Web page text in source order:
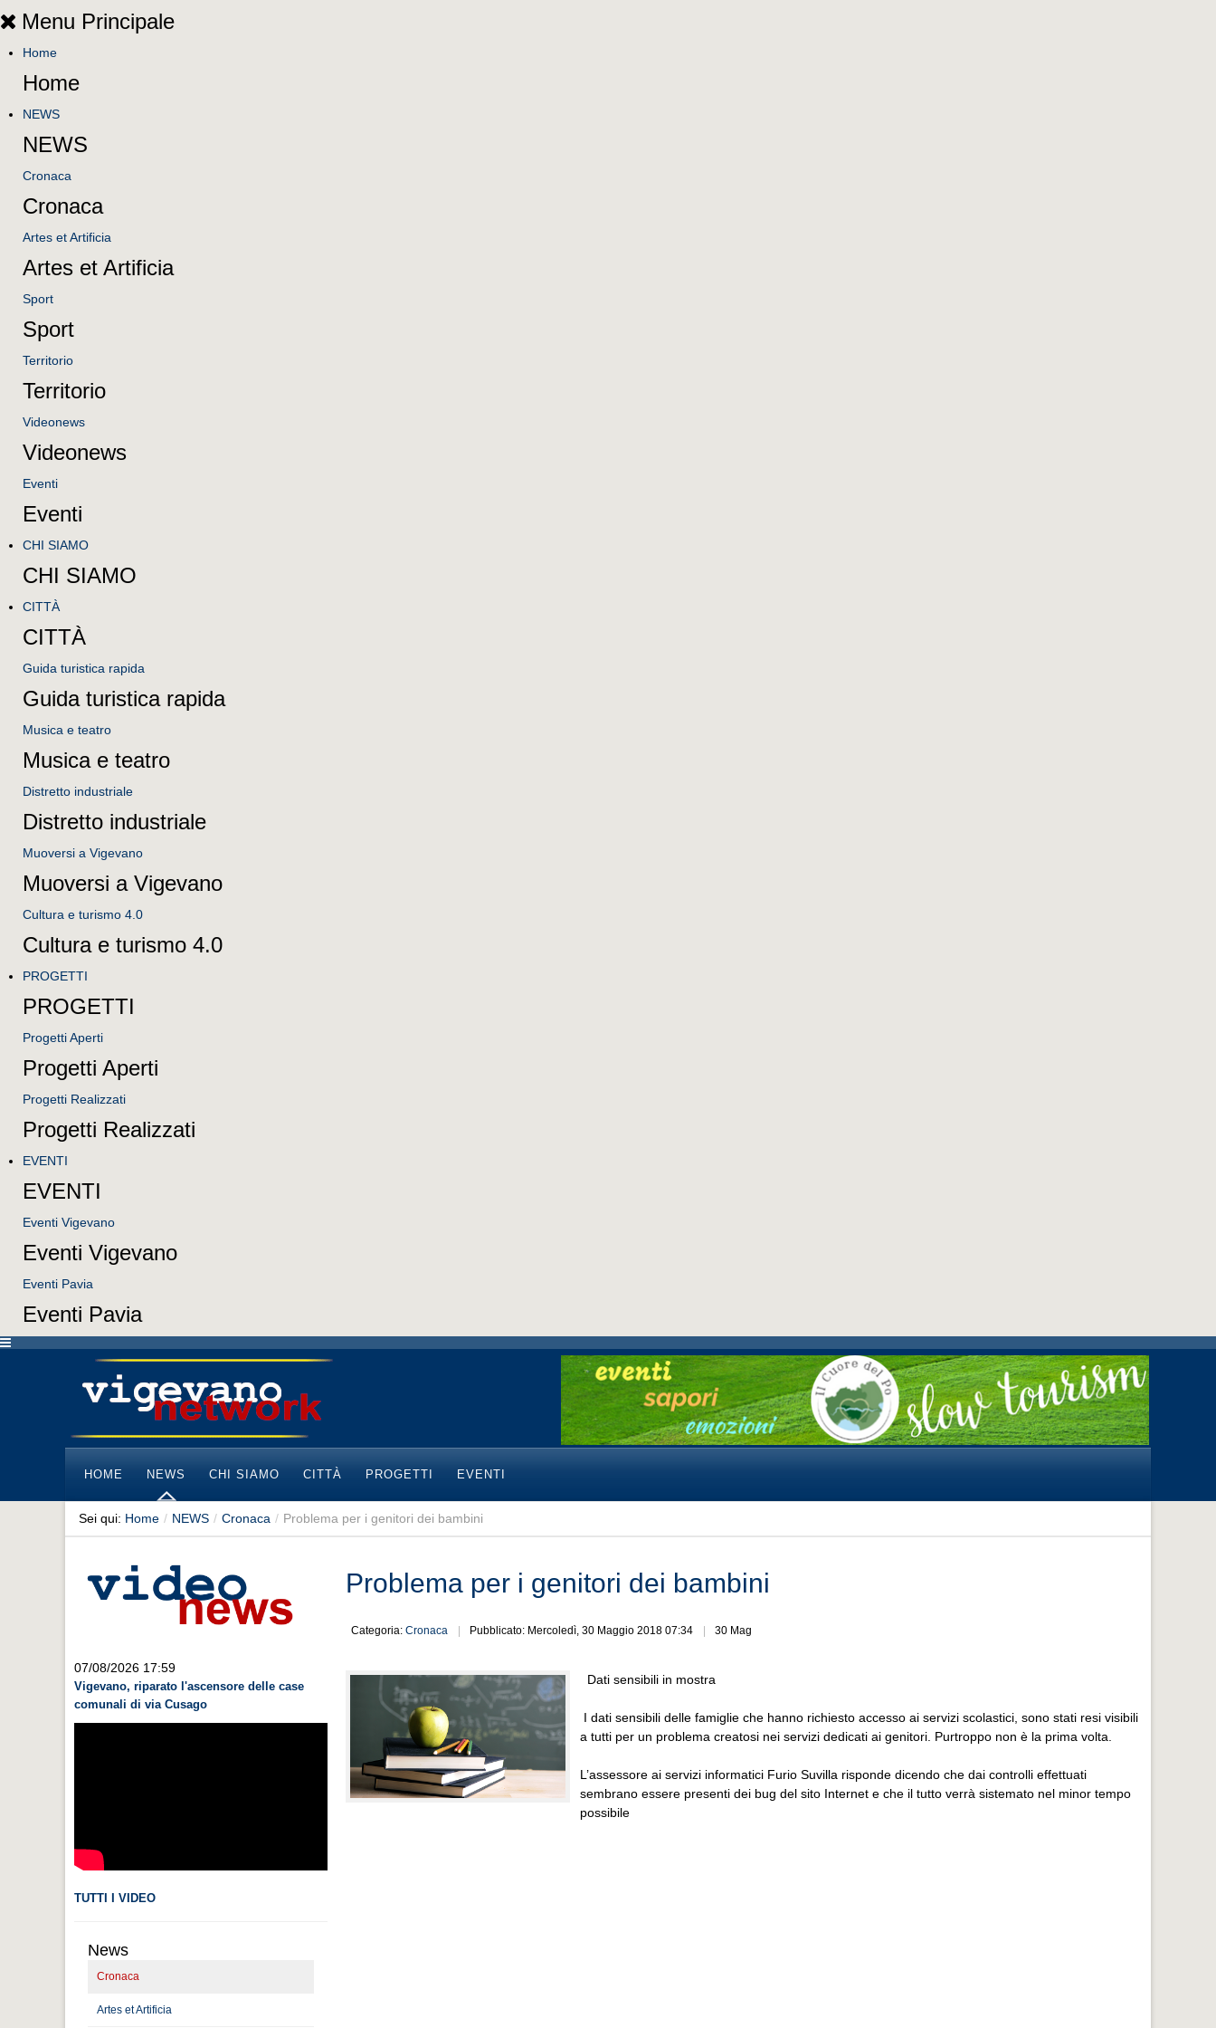
Menu Principale
Home
Home
NEWS
NEWS
Cronaca
Cronaca
Artes et Artificia
Artes et Artificia
Sport
Sport
Territorio
Territorio
Videonews
Videonews
Eventi
Eventi
CHI SIAMO
CHI SIAMO
CITTÀ
CITTÀ
Guida turistica rapida
Guida turistica rapida
Musica e teatro
Musica e teatro
Distretto industriale
Distretto industriale
Muoversi a Vigevano
Muoversi a Vigevano
Cultura e turismo 4.0
Cultura e turismo 4.0
PROGETTI
PROGETTI
Progetti Aperti
Progetti Aperti
Progetti Realizzati
Progetti Realizzati
EVENTI
EVENTI
Eventi Vigevano
Eventi Vigevano
Eventi Pavia
Eventi Pavia
HOME NEWS CHI SIAMO CITTÀ PROGETTI EVENTI
Sei qui: Home / NEWS / Cronaca / Problema per i genitori dei bambini
07/08/2026 17:59
Vigevano, riparato l'ascensore delle case
comunali di via Cusago
TUTTI I VIDEO
News
Cronaca
Artes et Artificia
Problema per i genitori dei bambini
Categoria: Cronaca Pubblicato: Mercoledì, 30 Maggio 2018 07:34 30 Mag
Dati sensibili in mostra
I dati sensibili delle famiglie che hanno richiesto accesso ai servizi scolastici, sono stati resi visibili
a tutti per un problema creatosi nei servizi dedicati ai genitori. Purtroppo non è la prima volta.
L’assessore ai servizi informatici Furio Suvilla risponde dicendo che dai controlli effettuati
sembrano essere presenti dei bug del sito Internet e che il tutto verrà sistemato nel minor tempo
possibile